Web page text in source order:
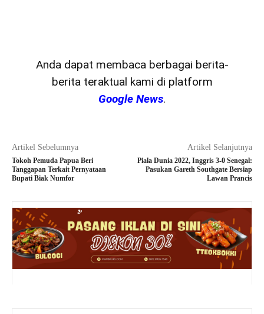
Anda dapat membaca berbagai berita-
berita teraktual kami di platform
Google News.
Artikel Sebelumnya
Tokoh Pemuda Papua Beri
Tanggapan Terkait Pernyataan
Bupati Biak Numfor
Artikel Selanjutnya
Piala Dunia 2022, Inggris 3-0 Senegal:
Pasukan Gareth Southgate Bersiap
Lawan Prancis